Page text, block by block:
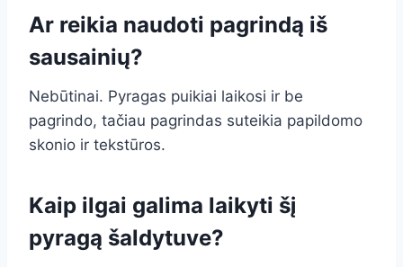
Ar reikia naudoti pagrindą iš
sausainių?
Nebūtinai. Pyragas puikiai laikosi ir be
pagrindo, tačiau pagrindas suteikia papildomo
skonio ir tekstūros.
Kaip ilgai galima laikyti šį
pyragą šaldytuve?